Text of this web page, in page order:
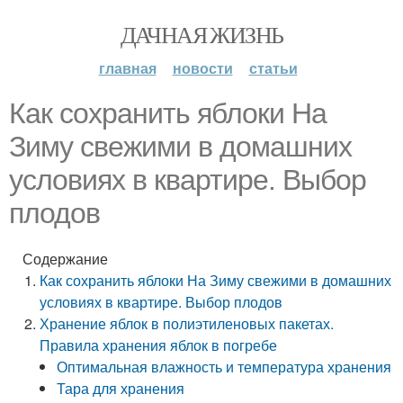
ДАЧНАЯ ЖИЗНЬ
главная новости статьи
Как сохранить яблоки На
Зиму свежими в домашних
условиях в квартире. Выбор
плодов
Содержание
Как сохранить яблоки На Зиму свежими в домашних
условиях в квартире. Выбор плодов
Хранение яблок в полиэтиленовых пакетах.
Правила хранения яблок в погребе
Оптимальная влажность и температура хранения
Тара для хранения